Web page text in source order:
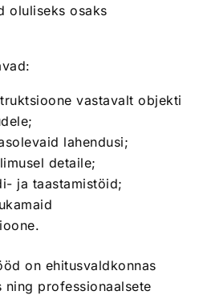
oluliseks osaks
vastavalt objekti
lahendusi;
detaile;
ja taastamistöid;
on ehitusvaldkonnas
professionaalsete